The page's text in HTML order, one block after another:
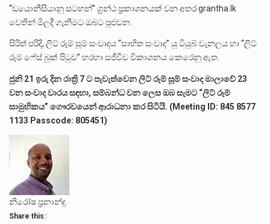
“ඩයොනීසියානු සටහන්” ග්‍රන්ථ ප්‍රකාශනයක් වන අතර grantha.lk
වෙතින් මිලදී ගැනීමට ඔබට පුළුවන.
සිරිත් පරිදි, ලිට් රූම් සූම් සංවාදය “සාහිත සංවාද” යු ටියුබ් චැනලය හා “ලිට්
රූම් ෆේස් බුක් පිටුව” හරහා සජීවීව විකාශනය කෙරෙනු ඇත.
ජුනි 21 ඉරු දින රාත්‍රි 7 ට පැවැත්වෙන ලිට් රූම් සූම් සංවාද මාලාවේ 23
වන සංවාද වාරය සඳහා, සම්බන්ධ වන ලෙස ඔබ සැමට “ලිට් රූම්
සාමුහිකය” ගෞරවයෙන් ආරාධනා කර සිටියි. (Meeting ID: 845 8577
1133 Passcode: 805451)
නිරෝෂ ප්‍රනාන්දු
Share this: